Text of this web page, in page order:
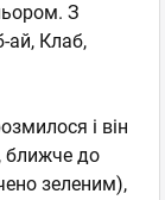
З
ай, Клаб,
і він
ближче до
зеленим),